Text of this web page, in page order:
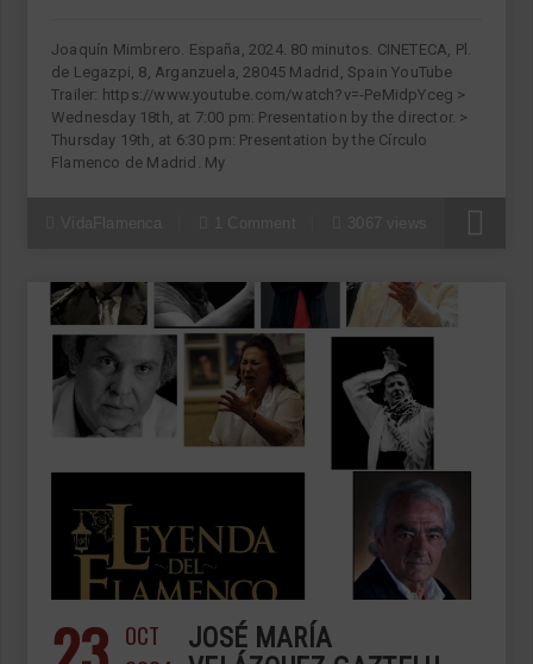
Joaquín Mimbrero. España, 2024. 80 minutos. CINETECA, Pl.
de Legazpi, 8, Arganzuela, 28045 Madrid, Spain YouTube
Trailer: https://www.youtube.com/watch?v=-PeMidpYceg >
Wednesday 18th, at 7:00 pm: Presentation by the director. >
Thursday 19th, at 6:30 pm: Presentation by the Círculo
Flamenco de Madrid. My
OCT
JOSÉ MARÍA